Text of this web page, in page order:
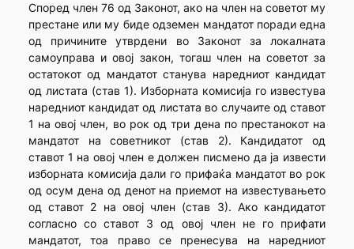
Според член 76 од Законот, ако на член на советот му
престане или му биде одземен мандатот поради една
од причините утврдени во Законот за локалната
самоуправа и овој закон, тогаш член на советот за
остатокот од мандатот станува наредниот кандидат
од листата (став 1). Изборната комисија го известува
наредниот кандидат од листата во случаите од ставот
1 на овој член, во рок од три дена по престанокот на
мандатот на советникот (став 2). Кандидатот од
ставот 1 на овој член е должен писмено да ја извести
изборната комисија дали го прифаќа мандатот во рок
од осум дена од денот на приемот на известувањето
од ставот 2 на овој член (став 3). Ако кандидатот
согласно со ставот 3 од овој член не го прифати
мандатот, тоа право се пренесува на наредниот